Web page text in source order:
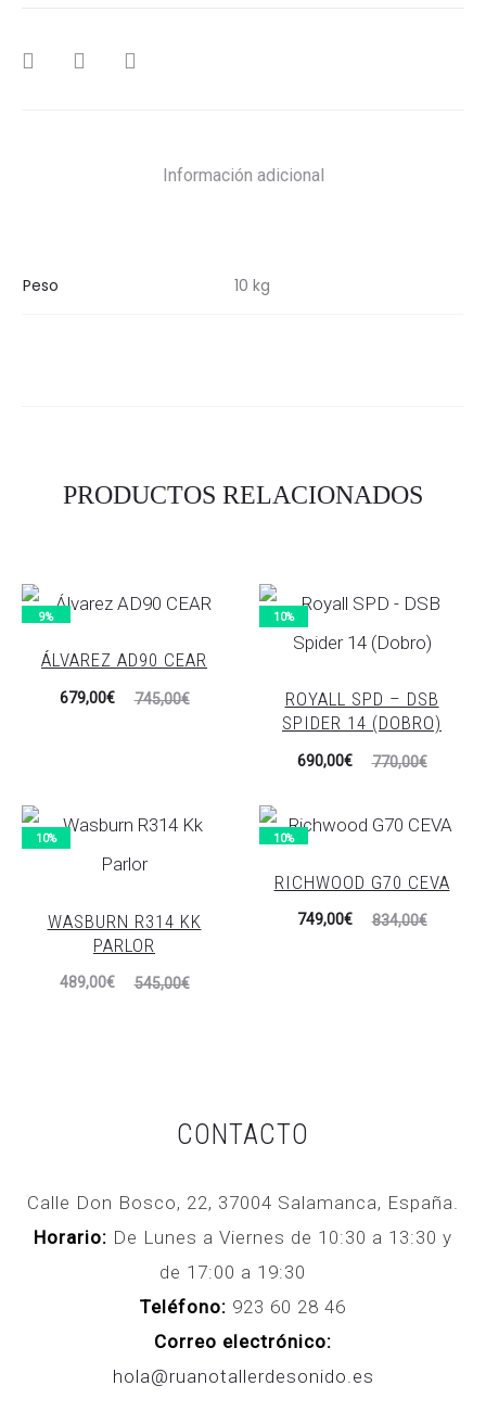
SHARE
Información adicional
Peso 10 kg
PRODUCTOS RELACIONADOS
9%
ÁLVAREZ AD90 CEAR
745,00€
El
745,00€.
679,00€
El
679,00€.
10%
ROYALL SPD – DSB
SPIDER 14 (DOBRO)
770,00€
El
original
770,00€.
690,00€
El
actual
690,00€.
10%
WASBURN R314 KK
PARLOR
545,00€
El
489,00€
El
10%
RICHWOOD G70 CEVA
834,00€
El
749,00€
CONTACTO
Calle Don Bosco, 22, 37004 Salamanca, España.
Horario: De Lunes a Viernes de 10:30 a 13:30 y
de 17:00 a 19:30
Teléfono: 923 60 28 46
Correo electrónico:
hola@ruanotallerdesonido.es